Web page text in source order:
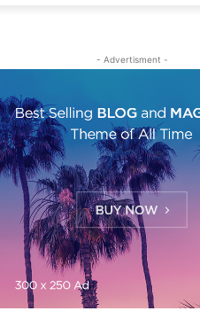
- Advertisment -